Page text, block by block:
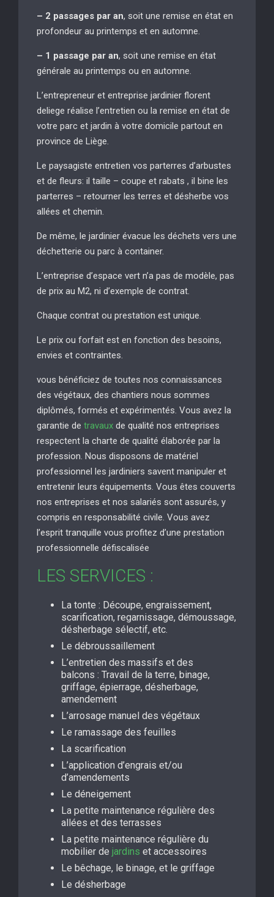
– 2 passages par an, soit une remise en état en
profondeur au printemps et en automne.
– 1 passage par an, soit une remise en état
générale au printemps ou en automne.
L’entrepreneur et entreprise jardinier florent
deliege réalise l’entretien ou la remise en état de
votre parc et jardin à votre domicile partout en
province de Liège.
Le paysagiste entretien vos parterres d’arbustes
et de fleurs: il taille – coupe et rabats , il bine les
parterres – retourner les terres et désherbe vos
allées et chemin.
De même, le jardinier évacue les déchets vers une
déchetterie ou parc à container.
L’entreprise d’espace vert n’a pas de modèle, pas
de prix au M2, ni d’exemple de contrat.
Chaque contrat ou prestation est unique.
Le prix ou forfait est en fonction des besoins,
envies et contraintes.
vous bénéficiez de toutes nos connaissances
des végétaux, des chantiers nous sommes
diplômés, formés et expérimentés. Vous avez la
garantie de travaux de qualité nos entreprises
respectent la charte de qualité élaborée par la
profession. Nous disposons de matériel
professionnel les jardiniers savent manipuler et
entretenir leurs équipements. Vous êtes couverts
nos entreprises et nos salariés sont assurés, y
compris en responsabilité civile. Vous avez
l’esprit tranquille vous profitez d’une prestation
professionnelle défiscalisée
LES SERVICES :
La tonte : Découpe, engraissement,
scarification, regarnissage, démoussage,
désherbage sélectif, etc.
Le débroussaillement
L’entretien des massifs et des
balcons : Travail de la terre, binage,
griffage, épierrage, désherbage,
amendement
L’arrosage manuel des végétaux
Le ramassage des feuilles
La scarification
L’application d’engrais et/ou
d’amendements
Le déneigement
La petite maintenance régulière des
allées et des terrasses
La petite maintenance régulière du
mobilier de jardins et accessoires
Le bêchage, le binage, et le griffage
Le désherbage